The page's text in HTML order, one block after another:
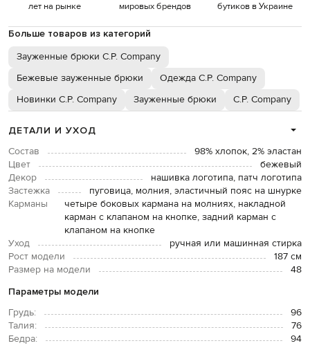
лет на рынке мировых брендов бутиков в Украине
Больше товаров из категорий
Зауженные брюки C.P. Company
Бежевые зауженные брюки
Одежда C.P. Company
Новинки C.P. Company
Зауженные брюки C.P. Company
ДЕТАЛИ И УХОД
Состав
98% хлопок, 2% эластан
Цвет
бежевый
Декор
нашивка логотипа, патч логотипа
Застежка
пуговица, молния, эластичный пояс на шнурке
Карманы
четыре боковых кармана на молниях, накладной
карман с клапаном на кнопке, задний карман с
клапаном на кнопке
Уход
ручная или машинная стирка
Рост модели
187 см
Размер на модели
48
Параметры модели
Грудь:
96
Талия:
76
Бедра:
94